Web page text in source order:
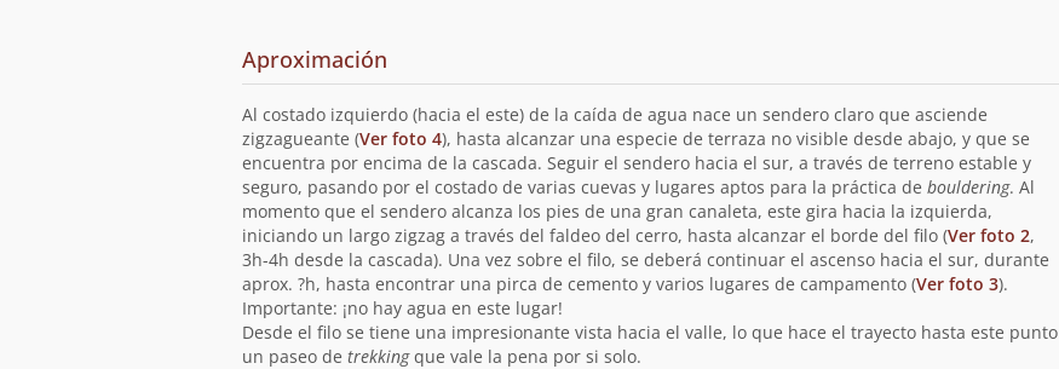
Aproximación
Al costado izquierdo (hacia el este) de la caída de agua nace un sendero claro que asciende
zigzagueante (Ver foto 4), hasta alcanzar una especie de terraza no visible desde abajo, y que se
encuentra por encima de la cascada. Seguir el sendero hacia el sur, a través de terreno estable y
seguro, pasando por el costado de varias cuevas y lugares aptos para la práctica de bouldering. Al
momento que el sendero alcanza los pies de una gran canaleta, este gira hacia la izquierda,
iniciando un largo zigzag a través del faldeo del cerro, hasta alcanzar el borde del filo (Ver foto 2,
3h-4h desde la cascada). Una vez sobre el filo, se deberá continuar el ascenso hacia el sur, durante
aprox. ?h, hasta encontrar una pirca de cemento y varios lugares de campamento (Ver foto 3).
Importante: ¡no hay agua en este lugar!
Desde el filo se tiene una impresionante vista hacia el valle, lo que hace el trayecto hasta este punto
un paseo de trekkingque vale la pena por si solo.